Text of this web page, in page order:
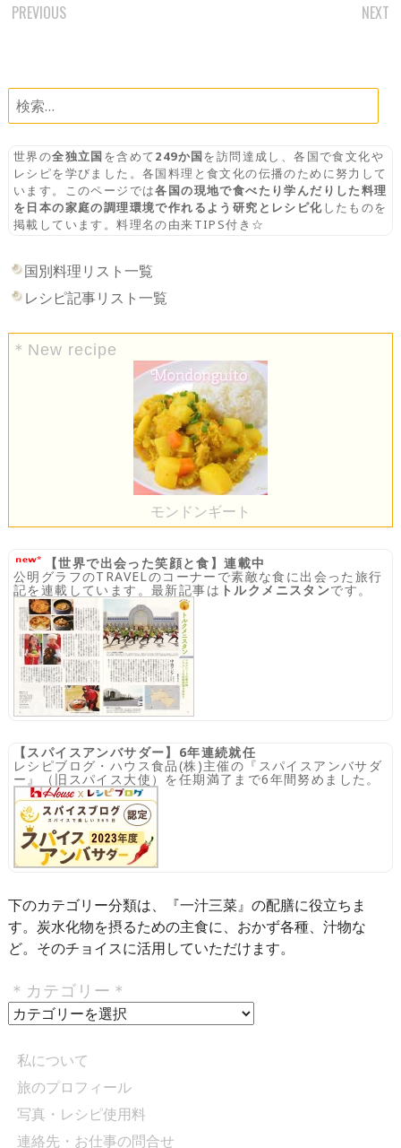
POST
PREVIOUS NEXT
検
索:
世界の全独立国を含めて249か国を訪問達成し、各国で食文化や
レシピを学びました。各国料理と食文化の伝播のために努力して
います。このページでは各国の現地で食べたり学んだりした料理
を日本の家庭の調理環境で作れるよう研究とレシピ化したものを
掲載しています。料理名の由来TIPS付き☆
国別料理リスト一覧
レシピ記事リスト一覧
＊New recipe
モンドンギート
【世界で出会った笑顔と食】連載中
公明グラフのTRAVELのコーナーで素敵な食に出会った旅行
記を連載しています。最新記事は トルクメニスタンです。
【スパイスアンバサダー】6年連続就任
レシピブログ・ハウス食品(株)主催の『スパイスアンバサダ
ー』（旧スパイス大使）を任期満了まで6年間努めました。
下のカテゴリー分類は、『一汁三菜』の配膳に役立ちま
す。炭水化物を摂るための主食に、おかず各種、汁物な
ど。そのチョイスに活用していただけます。
＊カテゴリー＊
＊
テ
ゴ
リ
ー
＊
私について
旅のプロフィール
写真・レシピ使用料
連絡先・お仕事の問合せ